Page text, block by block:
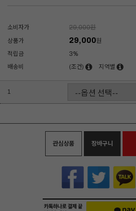
소비자가 29,000원
상품가
29,000원
적립금
3%
배송비
(조건) 지역별
1
관심상품 장바구니